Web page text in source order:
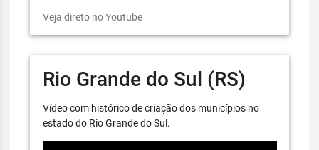
Veja direto no Youtube
Rio Grande do Sul (RS)
Vídeo com histórico de criação dos municípios no
estado do Rio Grande do Sul.